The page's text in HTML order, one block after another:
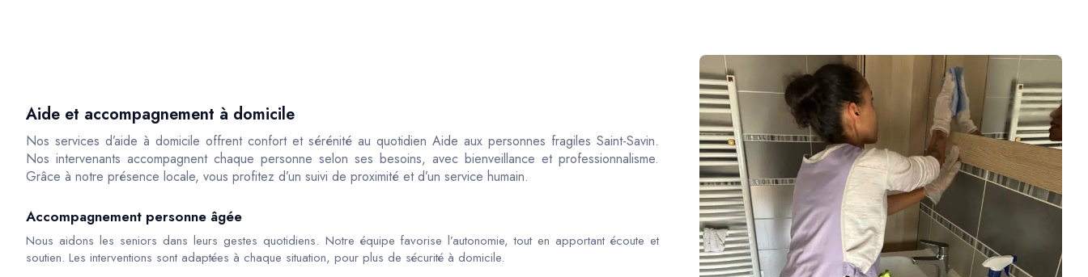
Aide et accompagnement à domicile
Nos services d’aide à domicile offrent confort et sérénité au quotidien Aide aux personnes fragiles Saint-Savin.
Nos intervenants accompagnent chaque personne selon ses besoins, avec bienveillance et professionnalisme.
Grâce à notre présence locale, vous profitez d’un suivi de proximité et d’un service humain.
Accompagnement personne âgée
Nous aidons les seniors dans leurs gestes quotidiens. Notre équipe favorise l’autonomie, tout en apportant écoute et
soutien. Les interventions sont adaptées à chaque situation, pour plus de sécurité à domicile.